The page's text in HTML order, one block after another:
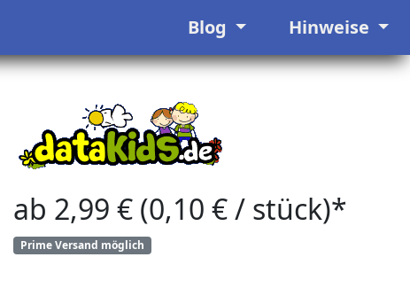
Blog Hinweise
ab 2,99 € (0,10 € / stück)*
Prime Versand möglich